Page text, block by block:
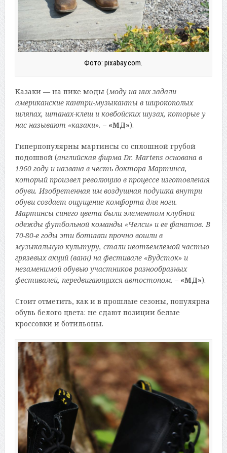
Фото: pixabay.com.
Казаки — на пике моды (моду на них задали
американские кантри-музыканты в широкополых
шляпах, штанах-клеш и ковбойских шузах, которые у
нас называют «казаки». – «МД»).
Гиперпопулярны мартинсы со сплошной грубой
подошвой (английская фирма Dr. Martens основана в
1960 году и названа в честь доктора Мартинса,
который произвел революцию в процессе изготовления
обуви. Изобретенная им воздушная подушка внутри
обуви создает ощущение комфорта для ноги.
Мартинсы синего цвета были элементом клубной
одежды футбольной команды «Челси» и ее фанатов. В
70-80-е годы эти ботинки прочно вошли в
музыкальную культуру, стали неотъемлемой частью
грязевых акций (ванн) на фестивале «Вудсток» и
незаменимой обувью участников разнообразных
фестивалей, передвигающихся автостопом. – «МД»).
Стоит отметить, как и в прошлые сезоны, популярна
обувь белого цвета: не сдают позиции белые
кроссовки и ботильоны.